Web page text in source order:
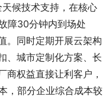
候技术支持，在核心
障30分钟内到场处
。同时定期开展云架构
、城市定制化方案、长
商权益直接让利客户，
，部分企业综合成本较